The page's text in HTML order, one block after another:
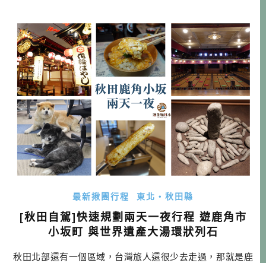
最新揪團行程 東北・秋田縣
[秋田自駕]快速規劃兩天一夜行程 遊鹿角市
小坂町 與世界遺產大湯環狀列石
秋田北部還有一個區域，台灣旅人還很少去走過，那就是鹿